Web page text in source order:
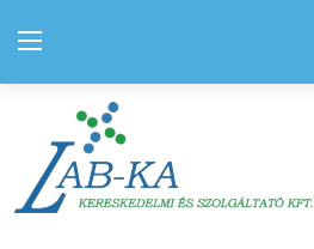
Regisztráció